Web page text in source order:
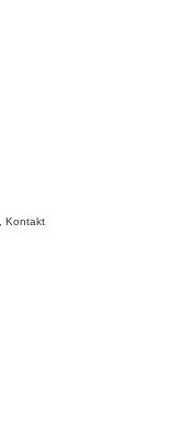
Kontakt